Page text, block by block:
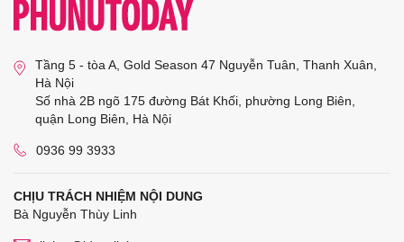
Tầng 5 - tòa A, Gold Season 47 Nguyễn Tuân, Thanh Xuân,
Hà Nội
Số nhà 2B ngõ 175 đường Bát Khối, phường Long Biên,
quận Long Biên, Hà Nội
0936 99 3933
CHỊU TRÁCH NHIỆM NỘI DUNG
Bà Nguyễn Thùy Linh